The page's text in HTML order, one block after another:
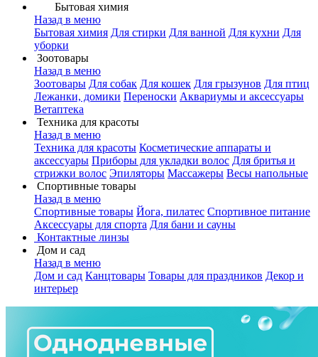
Бытовая химия
Назад в меню
Бытовая химия Для стирки Для ванной Для кухни Для
уборки
Зоотовары
Назад в меню
Зоотовары Для собак Для кошек Для грызунов Для птиц
Лежанки, домики Переноски Аквариумы и аксессуары
Ветаптека
Техника для красоты
Назад в меню
Техника для красоты Косметические аппараты и
аксессуары Приборы для укладки волос Для бритья и
стрижки волос Эпиляторы Массажеры Весы напольные
Спортивные товары
Назад в меню
Спортивные товары Йога, пилатес Спортивное питание
Аксессуары для спорта Для бани и сауны
Контактные линзы
Дом и сад
Назад в меню
Дом и сад Канцтовары Товары для праздников Декор и
интерьер